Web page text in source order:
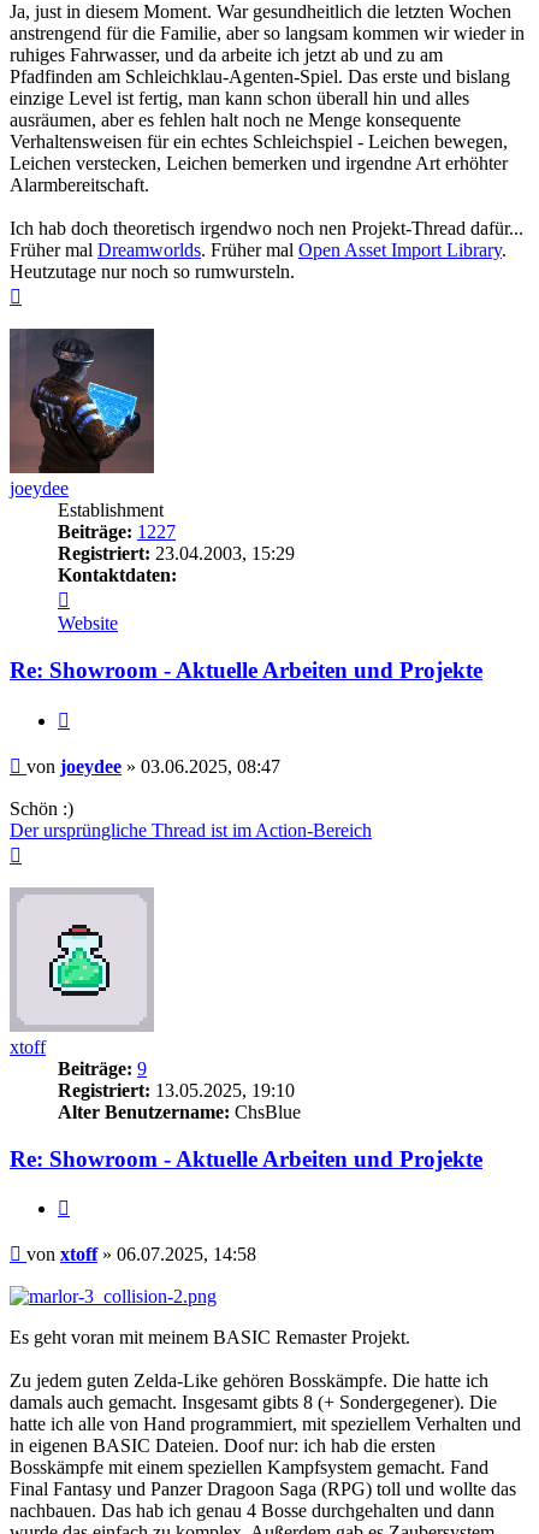
Ja, just in diesem Moment. War gesundheitlich die letzten Wochen
anstrengend für die Familie, aber so langsam kommen wir wieder in
ruhiges Fahrwasser, und da arbeite ich jetzt ab und zu am
Pfadfinden am Schleichklau-Agenten-Spiel. Das erste und bislang
einzige Level ist fertig, man kann schon überall hin und alles
ausräumen, aber es fehlen halt noch ne Menge konsequente
Verhaltensweisen für ein echtes Schleichspiel - Leichen bewegen,
Leichen verstecken, Leichen bemerken und irgendne Art erhöhter
Alarmbereitschaft.
Ich hab doch theoretisch irgendwo noch nen Projekt-Thread dafür...
Früher mal Dreamworlds. Früher mal Open Asset Import Library.
Heutzutage nur noch so rumwursteln.
joeydee
Establishment
Beiträge: 1227
Registriert: 23.04.2003, 15:29
Kontaktdaten:
von
joeydee
Website
Re: Showroom - Aktuelle Arbeiten und Projekte
Beitrag
von joeydee » 03.06.2025, 08:47
Schön :)
Der ursprüngliche Thread ist im Action-Bereich
xtoff
Beiträge: 9
Registriert: 13.05.2025, 19:10
Alter Benutzername: ChsBlue
Re: Showroom - Aktuelle Arbeiten und Projekte
Beitrag
von xtoff» 06.07.2025, 14:58
Es geht voran mit meinem BASIC Remaster Projekt.
Zu jedem guten Zelda-Like gehören Bosskämpfe. Die hatte ich
damals auch gemacht. Insgesamt gibts 8 (+ Sondergegener). Die
hatte ich alle von Hand programmiert, mit speziellem Verhalten und
in eigenen BASIC Dateien. Doof nur: ich hab die ersten
Bosskämpfe mit einem speziellen Kampfsystem gemacht. Fand
Final Fantasy und Panzer Dragoon Saga (RPG) toll und wollte das
nachbauen. Das hab ich genau 4 Bosse durchgehalten und dann